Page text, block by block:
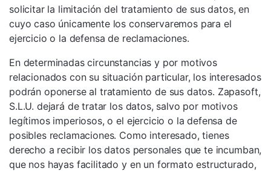
solicitar la limitación del tratamiento de sus datos, en
cuyo caso únicamente los conservaremos para el
ejercicio o la defensa de reclamaciones.
En determinadas circunstancias y por motivos
relacionados con su situación particular, los interesados
podrán oponerse al tratamiento de sus datos. Zapasoft,
S.L.U. dejará de tratar los datos, salvo por motivos
legítimos imperiosos, o el ejercicio o la defensa de
posibles reclamaciones. Como interesado, tienes
derecho a recibir los datos personales que te incumban,
que nos hayas facilitado y en un formato estructurado,